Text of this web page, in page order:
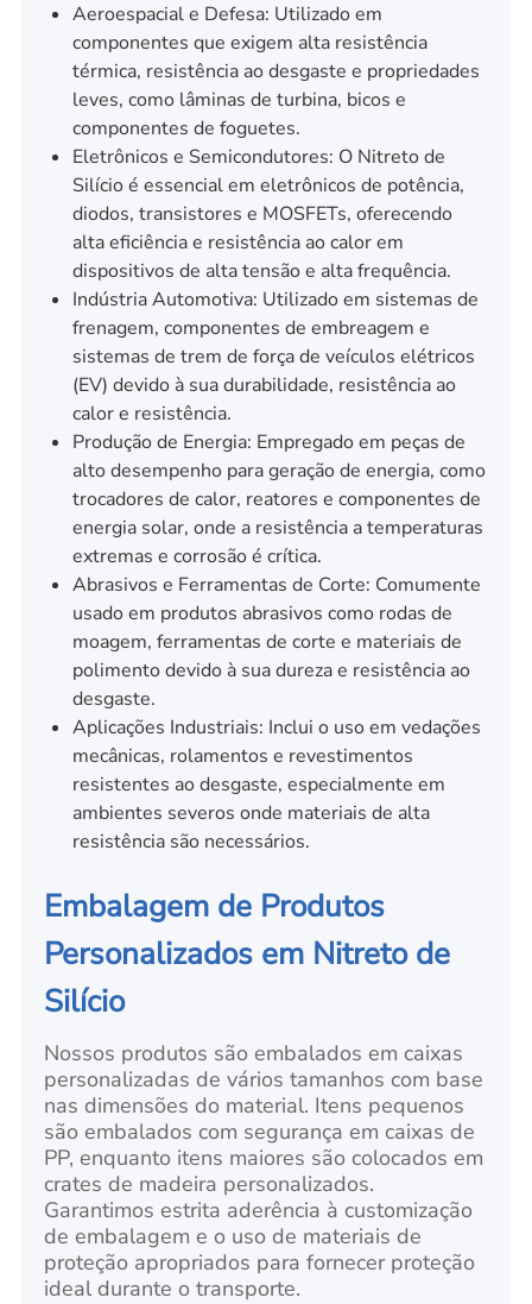
Aeroespacial e Defesa: Utilizado em
componentes que exigem alta resistência
térmica, resistência ao desgaste e propriedades
leves, como lâminas de turbina, bicos e
componentes de foguetes.
Eletrônicos e Semicondutores: O Nitreto de
Silício é essencial em eletrônicos de potência,
diodos, transistores e MOSFETs, oferecendo
alta eficiência e resistência ao calor em
dispositivos de alta tensão e alta frequência.
Indústria Automotiva: Utilizado em sistemas de
frenagem, componentes de embreagem e
sistemas de trem de força de veículos elétricos
(EV) devido à sua durabilidade, resistência ao
calor e resistência.
Produção de Energia: Empregado em peças de
alto desempenho para geração de energia, como
trocadores de calor, reatores e componentes de
energia solar, onde a resistência a temperaturas
extremas e corrosão é crítica.
Abrasivos e Ferramentas de Corte: Comumente
usado em produtos abrasivos como rodas de
moagem, ferramentas de corte e materiais de
polimento devido à sua dureza e resistência ao
desgaste.
Aplicações Industriais: Inclui o uso em vedações
mecânicas, rolamentos e revestimentos
resistentes ao desgaste, especialmente em
ambientes severos onde materiais de alta
resistência são necessários.
Embalagem de Produtos
Personalizados em Nitreto de
Silício
Nossos produtos são embalados em caixas
personalizadas de vários tamanhos com base
nas dimensões do material. Itens pequenos
são embalados com segurança em caixas de
PP, enquanto itens maiores são colocados em
crates de madeira personalizados.
Garantimos estrita aderência à customização
de embalagem e o uso de materiais de
proteção apropriados para fornecer proteção
ideal durante o transporte.